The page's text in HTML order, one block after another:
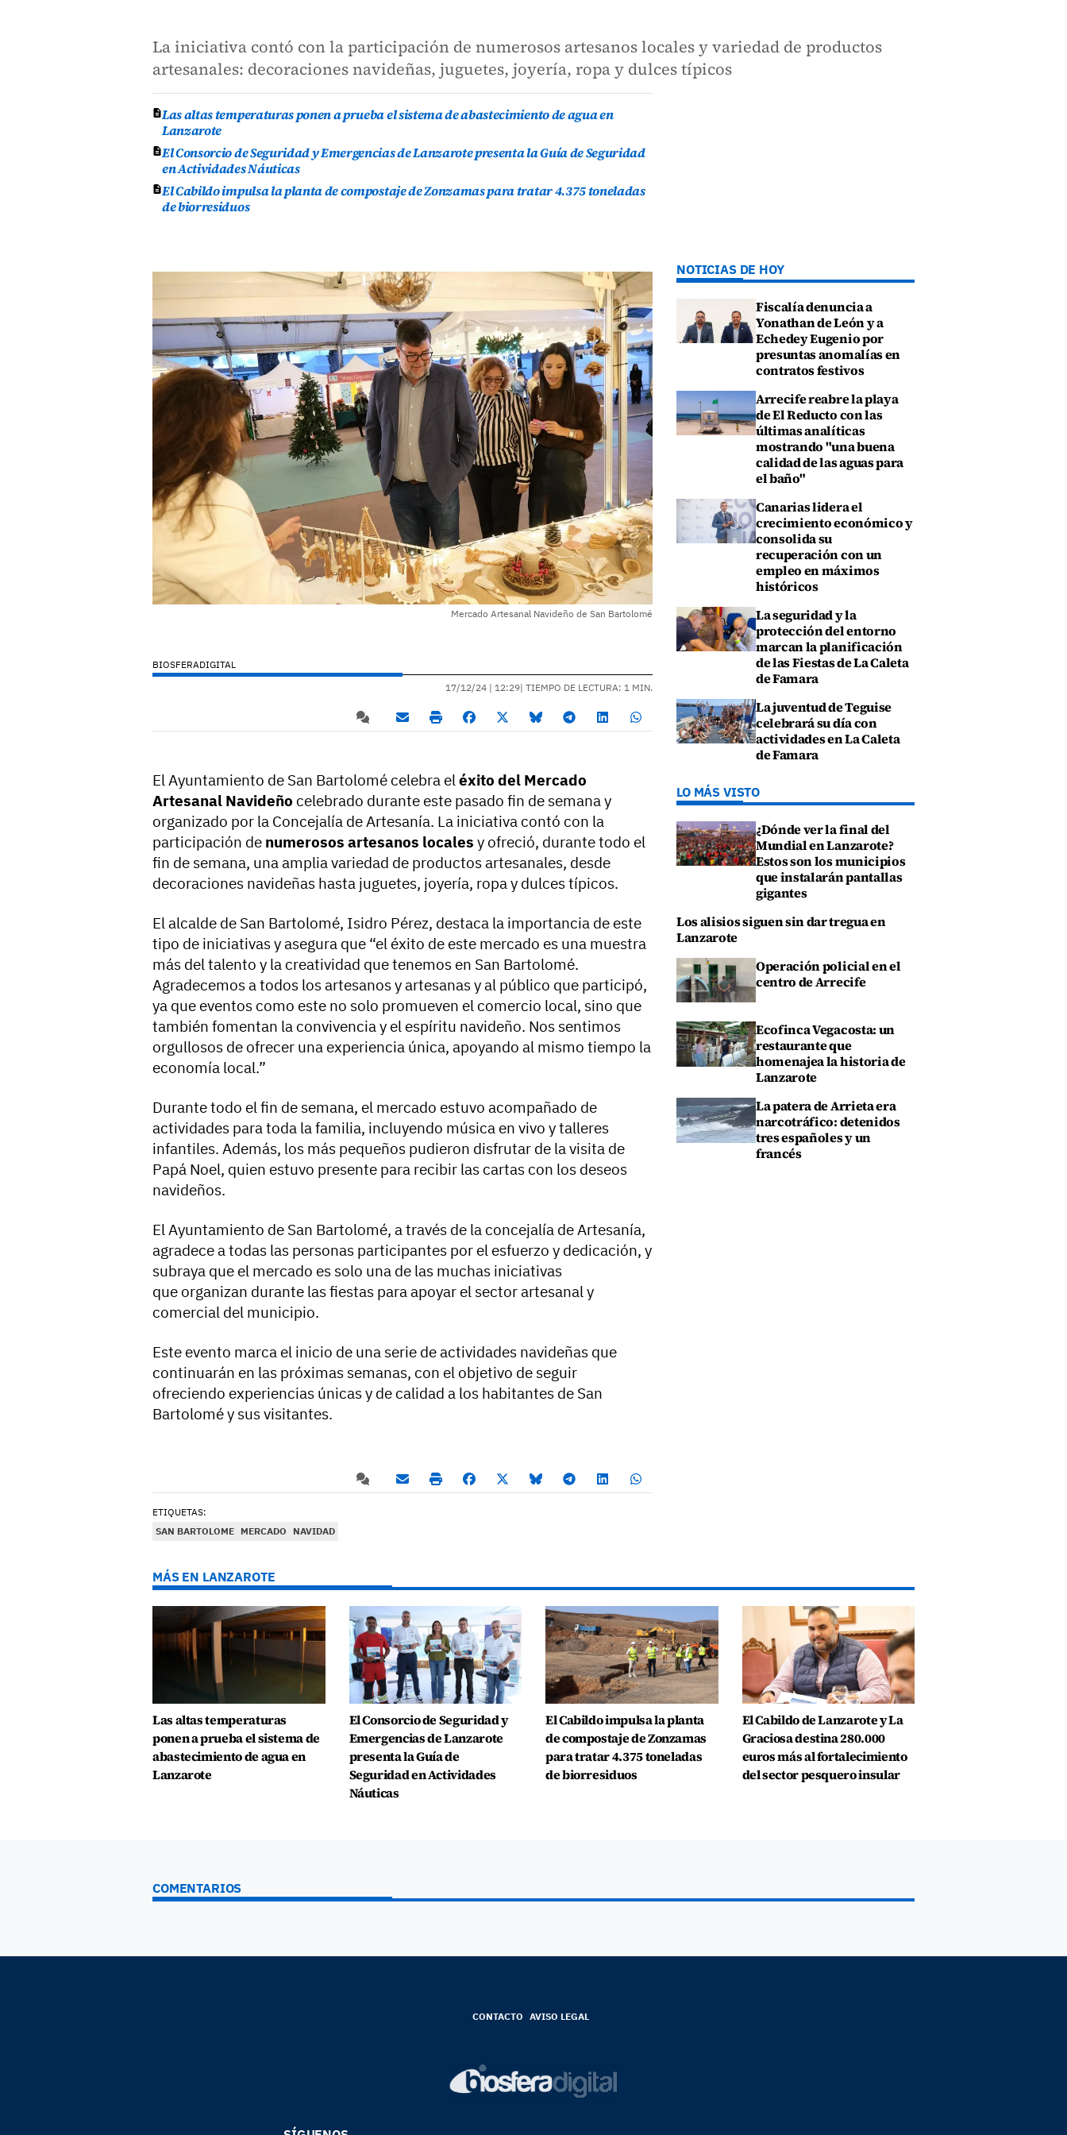
La iniciativa contó con la participación de numerosos artesanos locales y variedad de productos
artesanales: decoraciones navideñas, juguetes, joyería, ropa y dulces típicos
Las altas temperaturas ponen a prueba el sistema de abastecimiento de agua en
Lanzarote
El Consorcio de Seguridad y Emergencias de Lanzarote presenta la Guía de Seguridad
en Actividades Náuticas
El Cabildo impulsa la planta de compostaje de Zonzamas para tratar 4.375 toneladas
de biorresiduos
Mercado Artesanal Navideño de San Bartolomé
BIOSFERADIGITAL
17/12/24 | 12:29| TIEMPO DE LECTURA: 1 MIN.
El Ayuntamiento de San Bartolomé celebra eléxito del Mercado
Artesanal Navideño celebrado durante este pasado fin de semana y
organizado por la Concejalía de Artesanía. La iniciativa contó con la
participación de numerosos artesanos locales y ofreció, durante todo el
fin de semana, una amplia variedad de productos artesanales, desde
decoraciones navideñas hasta juguetes, joyería, ropa y dulces típicos.
El alcalde de San Bartolomé, Isidro Pérez, destaca la importancia de este
tipo de iniciativas y asegura que “el éxito de este mercado es una muestra
más del talento y la creatividad que tenemos en San Bartolomé.
Agradecemos a todos los artesanos y artesanas y al público que participó,
ya que eventos como este no solo promueven el comercio local, sino que
también fomentan la convivencia y el espíritu navideño. Nos sentimos
orgullosos de ofrecer una experiencia única, apoyando al mismo tiempo la
economía local.”
Durante todo el fin de semana, el mercado estuvo acompañado de
actividades para toda la familia, incluyendo música en vivo y talleres
infantiles. Además, los más pequeños pudieron disfrutar de la visita de
Papá Noel, quien estuvo presente para recibir las cartas con los deseos
navideños.
El Ayuntamiento de San Bartolomé, a través de la concejalía de Artesanía,
agradece a todas las personas participantes por el esfuerzo y dedicación, y
subraya que el mercado es solo una de las muchas iniciativas
que organizan durante las fiestas para apoyar el sector artesanal y
comercial del municipio.
Este evento marca el inicio de una serie de actividades navideñas que
continuarán en las próximas semanas, con el objetivo de seguir
ofreciendo experiencias únicas y de calidad a los habitantes de San
Bartolomé y sus visitantes.
ETIQUETAS:
SAN BARTOLOME MERCADO NAVIDAD
NOTICIAS DE HOY
Fiscalía denuncia a
Yonathan de León y a
Echedey Eugenio por
presuntas anomalías en
contratos festivos
Arrecife reabre la playa
de El Reducto con las
últimas analíticas
mostrando "una buena
calidad de las aguas para
el baño"
Canarias lidera el
crecimiento económico y
consolida su
recuperación con un
empleo en máximos
históricos
La seguridad y la
protección del entorno
marcan la planificación
de las Fiestas de La Caleta
de Famara
La juventud de Teguise
celebrará su día con
actividades en La Caleta
de Famara
LO MÁS VISTO
¿Dónde ver la final del
Mundial en Lanzarote?
Estos son los municipios
que instalarán pantallas
gigantes
Los alisios siguen sin dar tregua en
Lanzarote
Operación policial en el
centro de Arrecife
Ecofinca Vegacosta: un
restaurante que
homenajea la historia de
Lanzarote
La patera de Arrieta era
narcotráfico: detenidos
tres españoles y un
francés
MÁS EN LANZAROTE
Las altas temperaturas
ponen a prueba el sistema de
abastecimiento de agua en
Lanzarote
El Consorcio de Seguridad y
Emergencias de Lanzarote
presenta la Guía de
Seguridad en Actividades
Náuticas
El Cabildo impulsa la planta
de compostaje de Zonzamas
para tratar 4.375 toneladas
de biorresiduos
El Cabildo de Lanzarote y La
Graciosa destina 280.000
euros más al fortalecimiento
del sector pesquero insular
COMENTARIOS
CONTACTO AVISO LEGAL